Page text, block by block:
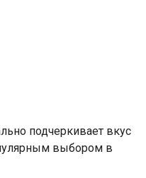
подчеркивает вкус
выбором в